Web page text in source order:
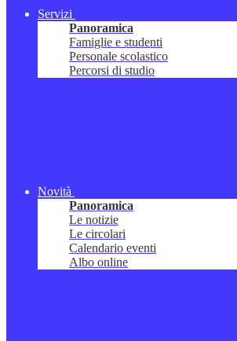
Servizi
Panoramica
Famiglie e studenti
Personale scolastico
Percorsi di studio
Novità
Panoramica
Le notizie
Le circolari
Calendario eventi
Albo online